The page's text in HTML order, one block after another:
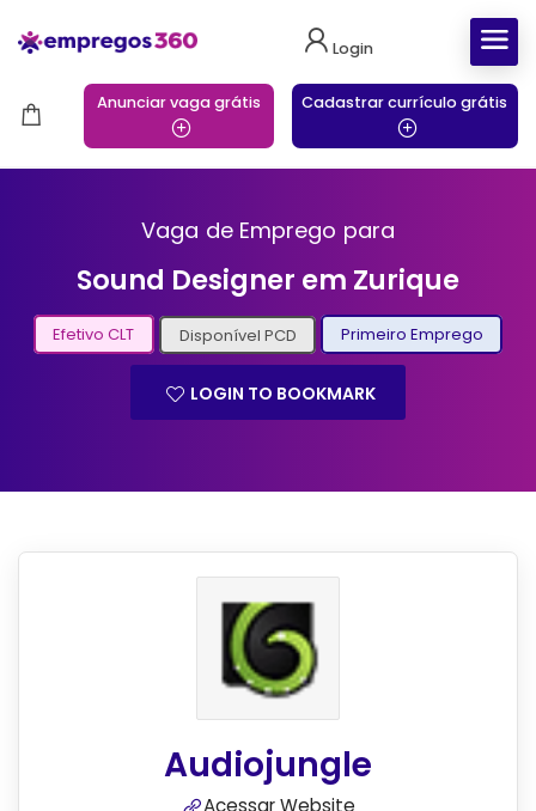
Login
Anunciar vaga grátis Cadastrar currículo grátis
Vaga de Emprego para
Sound Designer em Zurique
Efetivo CLT Disponível PCD Primeiro Emprego
LOGIN TO BOOKMARK
Audiojungle
Acessar Website